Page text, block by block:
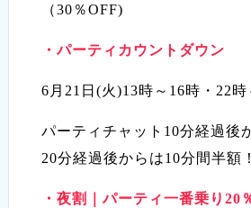
（30％OFF)
・パーティカウントダウン
6月21日(火)13時～16時・22時
パーティチャット10分経過後
20分経過後からは10分間半額！
・ 夜割｜パーティ一番乗り20